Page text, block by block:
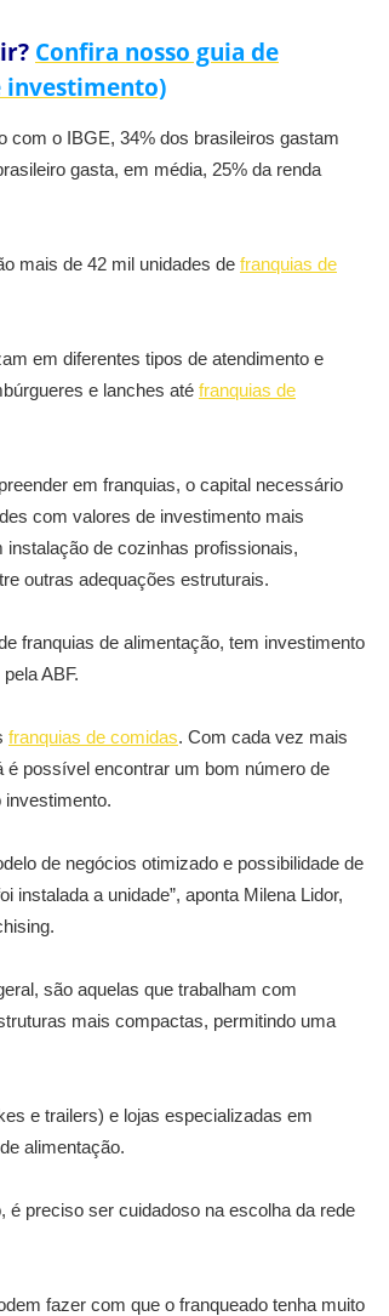
Confira nosso guia de
investimento)
com o IBGE, 34% dos brasileiros gastam
gasta, em média, 25% da renda
mais de 42 mil unidades de franquias de
em diferentes tipos de atendimento e
e lanches até franquias de
em franquias, o capital necessário
com valores de investimento mais
de cozinhas profissionais,
outras adequações estruturais.
franquias de alimentação, tem investimento
ABF.
franquias de comidas. Com cada vez mais
possível encontrar um bom número de
de negócios otimizado e possibilidade de
instalada a unidade”, aponta Milena Lidor,
são aquelas que trabalham com
mais compactas, permitindo uma
e trailers) e lojas especializadas em
alimentação.
é preciso ser cuidadoso na escolha da rede
fazer com que o franqueado tenha muito